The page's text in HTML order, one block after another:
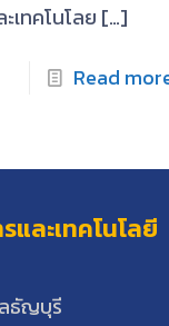
เทคโนโลย […]
Read
ละเทคโนโลยี
ธัญบุรี